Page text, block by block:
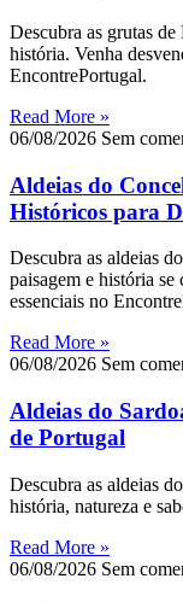
Descubra as grutas
história. Venha
EncontrePortugal.
Read More »
06/08/2026 Sem
Aldeias do
Históricos para
Descubra as aldeias
paisagem e história
essenciais no
Read More »
06/08/2026 Sem
Aldeias do
de Portugal
Descubra as aldeias
história, natureza e
Read More »
06/08/2026 Sem